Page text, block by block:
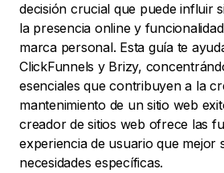
decisión crucial que puede influir
la presencia online y
marca personal. Esta guía te
ClickFunnels y Brizy,
esenciales que contribuyen a la
mantenimiento de un sitio web
creador de sitios web ofrece las
experiencia de usuario que mejor
necesidades específicas.